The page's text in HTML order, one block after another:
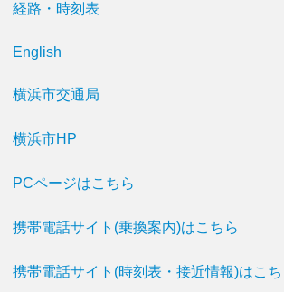
経路・時刻表
English
横浜市交通局
横浜市HP
PCページはこちら
携帯電話サイト(乗換案内)はこちら
携帯電話サイト(時刻表・接近情報)はこち